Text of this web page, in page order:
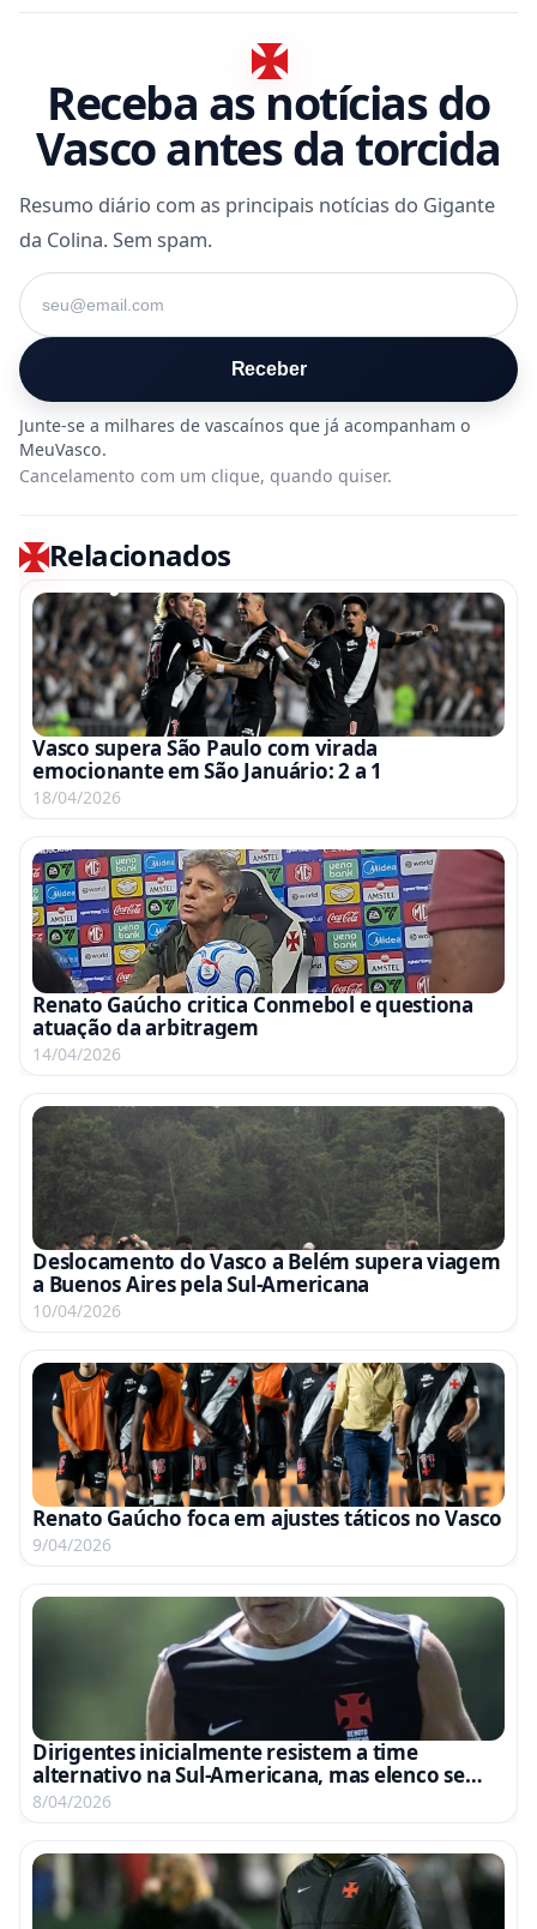
Receba as notícias do
Vasco antes da torcida
Resumo diário com as principais notícias do Gigante
da Colina. Sem spam.
Seu e-mail
Receber
Cancelamento com um clique, quando quiser.
Relacionados
Vasco supera São Paulo com virada
emocionante em São Januário: 2 a 1
18/04/2026
Renato Gaúcho critica Conmebol e questiona
atuação da arbitragem
14/04/2026
Deslocamento do Vasco a Belém supera viagem
a Buenos Aires pela Sul-Americana
10/04/2026
Renato Gaúcho foca em ajustes táticos no Vasco
9/04/2026
Dirigentes inicialmente resistem a time
alternativo na Sul-Americana, mas elenco se
anima com oportunidade
8/04/2026